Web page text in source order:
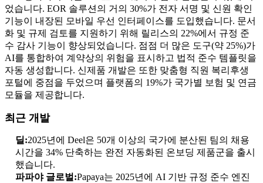
었습니다. EOR 솔루션의 거의 30%가 전자 서명 및 신원 확인
기능이 내장된 모바일 우선 인터페이스를 도입했습니다. 문서
화 및 규제 검토를 지원하기 위해 릴리스의 22%에서 규정 준
수 감사 기능이 향상되었습니다. 점점 더 많은 도구(약 25%)가
AI를 통합하여 계약상의 위험을 표시하고 법적 준수 템플릿을
자동 생성합니다. 신제품 개발은 또한 맞춤형 직원 복리후생
포털에 중점을 두었으며 플랫폼의 19%가 국가별 보험 및 연금
모듈을 제공합니다.
최근 개발
딜:2025년에 Deel은 50개 이상의 국가에 분산된 팀의 채용
시간을 34% 단축하는 완전 자동화된 온보딩 제품군을 출시
했습니다.
파파야 글로벌:Papaya는 2025년에 AI 기반 규정 준수 엔진